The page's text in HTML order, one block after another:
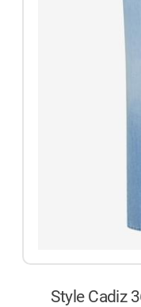
Style Cadiz